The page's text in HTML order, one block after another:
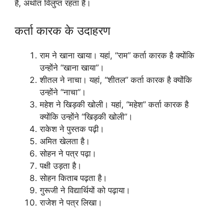
है, अर्थात विलुप्त रहता है।
कर्ता कारक के उदाहरण
राम ने खाना खाया। यहां, “राम” कर्ता कारक है क्योंकि
उन्होंने “खाना खाया”।
शीतल ने नाचा। यहां, “शीतल” कर्ता कारक है क्योंकि
उन्होंने “नाचा”।
महेश ने खिड़की खोली। यहां, “महेश” कर्ता कारक है
क्योंकि उन्होंने “खिड़की खोली”।
राकेश ने पुस्तक पढ़ी।
अमित खेलता है।
सोहन ने पत्र पढ़ा।
पक्षी उड़ता है।
सोहन किताब पढ़ता है।
गुरूजी ने विद्यार्थियों को पढ़ाया।
राजेश ने पत्र लिखा।